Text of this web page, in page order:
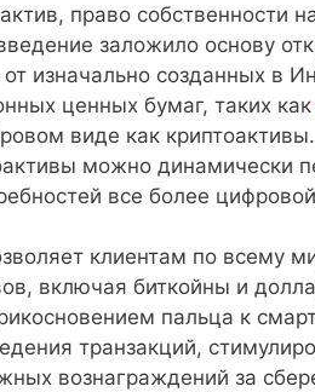
право собственности
заложило основу
изначально созданных в
ценных бумаг, таких как
виде как
можно динамически
все более
клиентам по всему
включая биткойны и
пальца к
транзакций,
вознаграждений за